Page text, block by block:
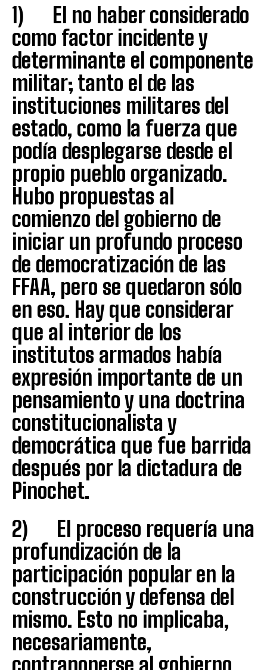
1) El no haber considerado
como factor incidente y
determinante el componente
militar; tanto el de las
instituciones militares del
estado, como la fuerza que
podía desplegarse desde el
propio pueblo organizado.
Hubo propuestas al
comienzo del gobierno de
iniciar un profundo proceso
de democratización de las
FFAA, pero se quedaron sólo
en eso. Hay que considerar
que al interior de los
institutos armados había
expresión importante de un
pensamiento y una doctrina
constitucionalista y
democrática que fue barrida
después por la dictadura de
Pinochet.
2) El proceso requería una
profundización de la
participación popular en la
construcción y defensa del
mismo. Esto no implicaba,
necesariamente,